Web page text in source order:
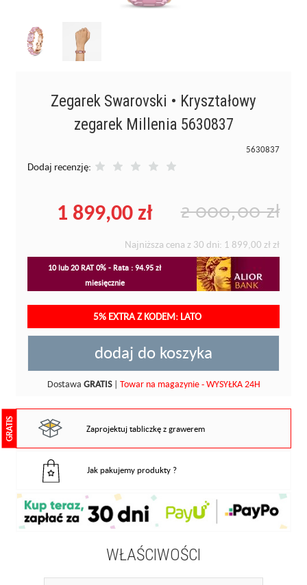
Zegarek Swarovski • Kryształowy
zegarek Millenia 5630837
5630837
Dodaj recenzję:
2 000,00 zł
1 899,00 zł
Najniższa cena z 30 dni: 1 899,00 zł zł
10 lub 20 RAT 0% - Rata : 94.95 zł
miesięcznie
5% EXTRA Z KODEM: LATO
dodaj do koszyka
Dostawa GRATIS| Towar na magazynie - WYSYŁKA 24H
GRATIS Zaprojektuj tabliczkę z grawerem
Jak pakujemy produkty ?
WŁAŚCIWOŚCI